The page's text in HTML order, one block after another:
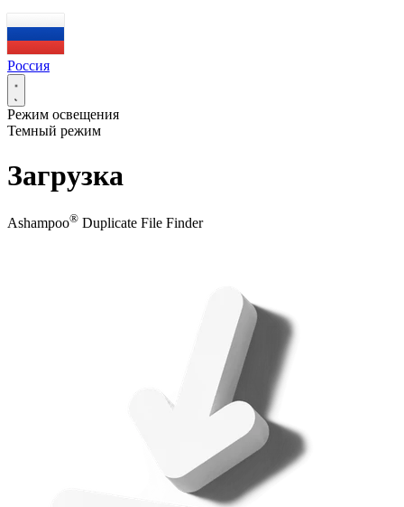
Россия
Режим освещения
Темный режим
Загрузка
Ashampoo® Duplicate File Finder